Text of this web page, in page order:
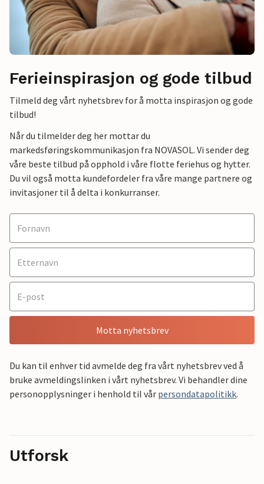
Ferieinspirasjon og gode tilbud
Tilmeld deg vårt nyhetsbrev for å motta inspirasjon og gode
tilbud!
Når du tilmelder deg her mottar du
markedsføringskommunikasjon fra NOVASOL. Vi sender deg
våre beste tilbud på opphold i våre flotte feriehus og hytter.
Du vil også motta kundefordeler fra våre mange partnere og
invitasjoner til å delta i konkurranser.
Motta nyhetsbrev
Du kan til enhver tid avmelde deg fra vårt nyhetsbrev ved å
bruke avmeldingslinken i vårt nyhetsbrev. Vi behandler dine
personopplysninger i henhold til vår persondatapolitikk.
Utforsk